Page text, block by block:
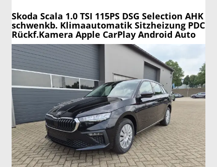
Skoda Scala 1.0 TSI 115PS DSG Selection AHK
schwenkb. Klimaautomatik Sitzheizung PDC
Rückf.Kamera Apple CarPlay Android Auto